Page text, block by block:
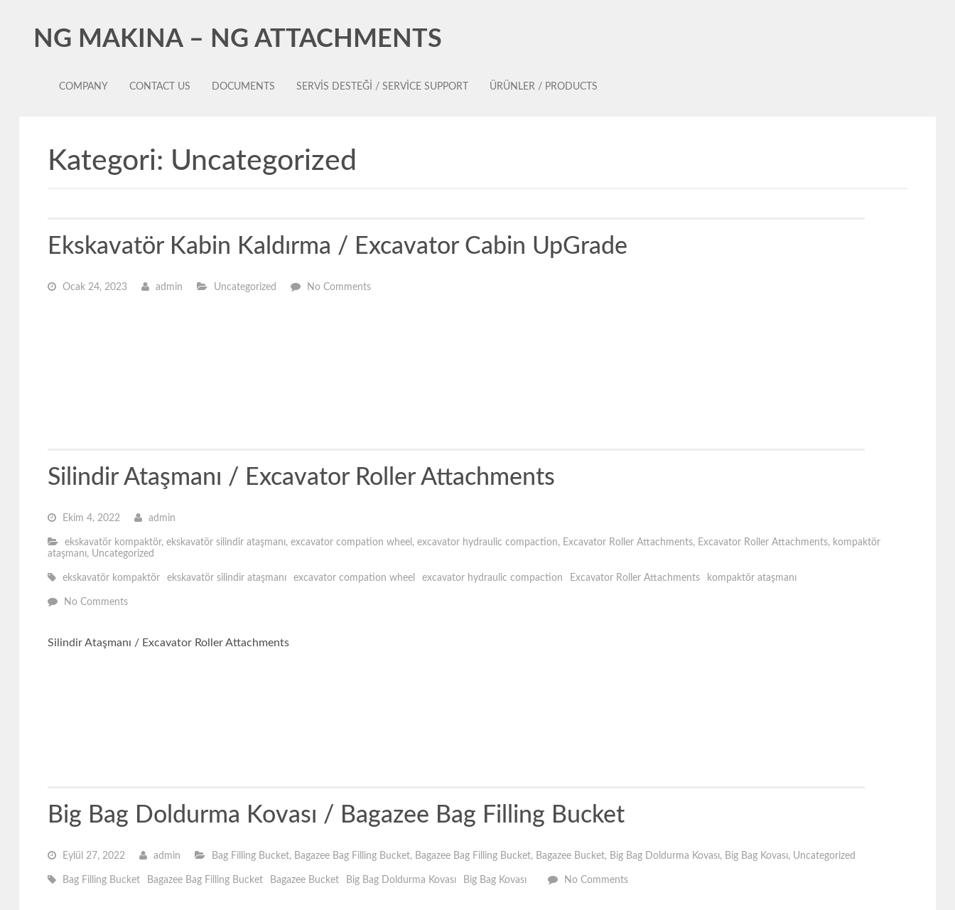
NG MAKINA – NG ATTACHMENTS
COMPANY CONTACT US DOCUMENTS SERVIS DESTEĞI / SERVICE SUPPORT ÜRÜNLER / PRODUCTS
Kategori: Uncategorized
Ekskavatör Kabin Kaldırma / Excavator Cabin UpGrade
Ocak 24, 2023 admin Uncategorized No Comments
Silindir Ataşmanı / Excavator Roller Attachments
Ekim 4, 2022 admin
ekskavatör kompaktör, ekskavatör silindir ataşmanı, excavator compation wheel , excavator hydraulic compaction, Excavator Roller Attachments, Excavator Roller Attachments, kompaktör
ataşmanı, Uncategorized
ekskavatör kompaktör ekskavatör silindir ataşmanı excavator compation wheel excavator hydraulic compaction Excavator Roller Attachments kompaktör ataşmanı
No Comments
Silindir Ataşmanı / Excavator Roller Attachments
Big Bag Doldurma Kovası / Bagazee Bag Filling Bucket
Eylül 27, 2022 admin Bag Filling Bucket, Bagazee Bag Filling Bucket, Bagazee Bag Filling Bucket, Bagazee Bucket, Big Bag Doldurma Kovası, Big Bag Kovası, Uncategorized
Bag Filling Bucket Bagazee Bag Filling Bucket Bagazee Bucket Big Bag Doldurma Kovası Big Bag Kovası No Comments